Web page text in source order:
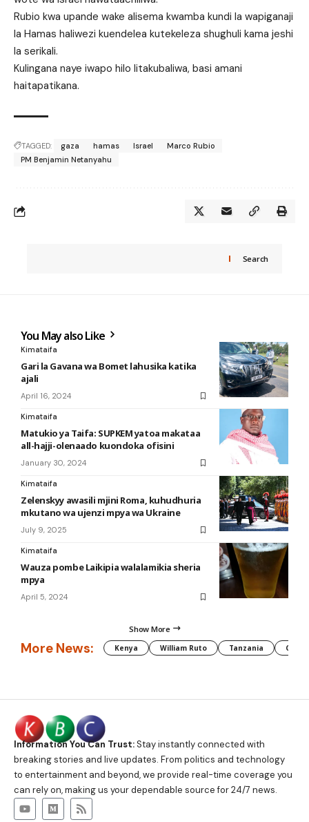
Rubio kwa upande wake alisema kwamba kundi la wapiganaji
la Hamas haliwezi kuendelea kutekeleza shughuli kama jeshi
la serikali.
Kulingana naye iwapo hilo litakubaliwa, basi amani
haitapatikana.
TAGGED: gaza hamas Israel
Marco Rubio
PM Benjamin Netanyahu
Search
You May also Like
Kimataifa
Gari la Gavana wa Bomet lahusika katika
ajali
April 16, 2024
Kimataifa
Matukio ya Taifa: SUPKEM yatoa makataa
all-hajji-olenaado kuondoka ofisini
January 30, 2024
Kimataifa
Zelenskyy awasili mjini Roma, kuhudhuria
mkutano wa ujenzi mpya wa Ukraine
July 9, 2025
Kimataifa
Wauza pombe Laikipia walalamikia sheria
mpya
April 5, 2024
Show More
More News: Kenya William Ruto Tanzania CAF
Information You Can Trust:Stay instantly connected with
breaking stories and live updates. From politics and technology
to entertainment and beyond, we provide real-time coverage you
can rely on, making us your dependable source for 24/7 news.